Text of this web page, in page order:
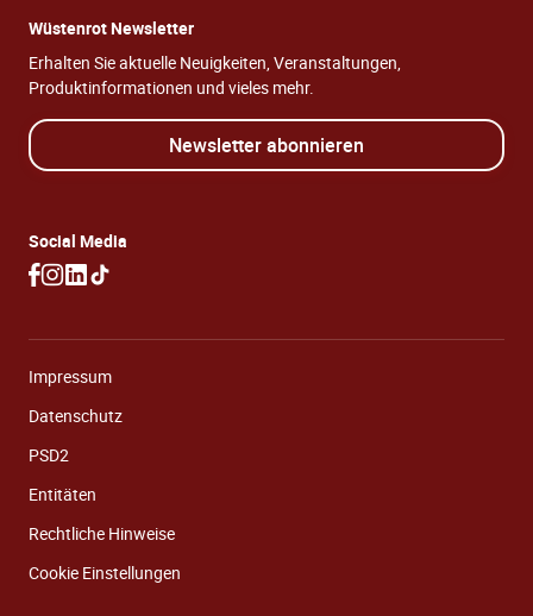
Wüstenrot Newsletter
Erhalten Sie aktuelle Neuigkeiten, Veranstaltungen,
Produktinformationen und vieles mehr.
Newsletter abonnieren
Social Media
Impressum
Datenschutz
PSD2
Entitäten
Rechtliche Hinweise
Cookie Einstellungen